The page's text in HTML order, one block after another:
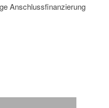
Anschlussfinanzierung